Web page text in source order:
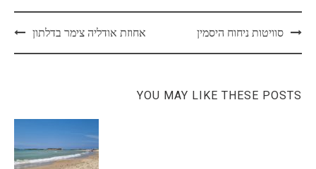
Postסוויטות ניחוח היסמין אחוזת אודליה צימר בדלתון
YOU MAY LIKE THESE POSTS